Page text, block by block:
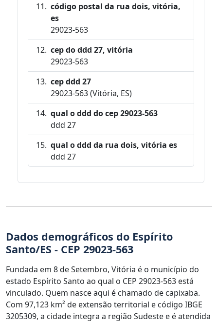
código postal da rua dois, vitória,
es
29023-563
cep do ddd 27, vitória
29023-563
cep ddd 27
29023-563 (Vitória, ES)
qual o ddd do cep 29023-563
ddd 27
qual o ddd da rua dois, vitória es
ddd 27
Dados demográficos do Espírito
Santo/ES - CEP 29023-563
Fundada em 8 de Setembro, Vitória é o município do
estado Espírito Santo ao qual o CEP 29023-563 está
vinculado. Quem nasce aqui é chamado de capixaba.
Com 97,123 km² de extensão territorial e código IBGE
3205309, a cidade integra a região Sudeste e é atendida